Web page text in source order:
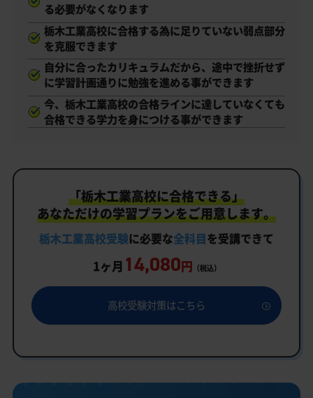
る必要がなくなります
栃木工業高校に合格する為に足りていない弱点部分
を克服できます
自分に合ったカリキュラムだから、途中で挫折せず
に学習計画通りに勉強を進める事ができます
今、栃木工業高校の合格ラインに達していなくても
合格できる学力を身につける事ができます
「栃木工業高校に合格できる」
あなただけの学習プランをご用意します。
栃木工業高校受験に必要な全科目を受講できて
1ヶ月 14,080円 （税込）
高校受験対策はこちら